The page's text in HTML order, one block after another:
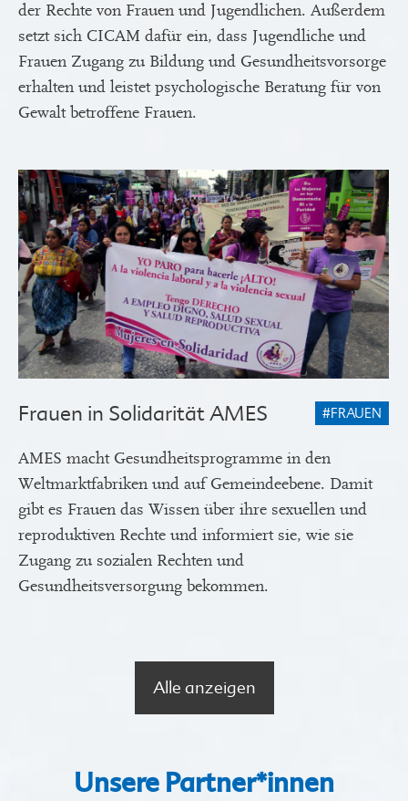
der Rechte von Frauen und Jugendlichen. Außerdem
setzt sich CICAM dafür ein, dass Jugendliche und
Frauen Zugang zu Bildung und Gesundheitsvorsorge
erhalten und leistet psychologische Beratung für von
Gewalt betroffene Frauen.
#FRAUEN
Frauen in Solidarität AMES
AMES macht Gesundheitsprogramme in den
Weltmarktfabriken und auf Gemeindeebene. Damit
gibt es Frauen das Wissen über ihre sexuellen und
reproduktiven Rechte und informiert sie, wie sie
Zugang zu sozialen Rechten und
Gesundheitsversorgung bekommen.
Alle anzeigen
Unsere Partner*innen